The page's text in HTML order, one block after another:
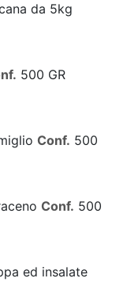
da 5kg
500 GR
Conf. 500
Conf. 500
ed insalate